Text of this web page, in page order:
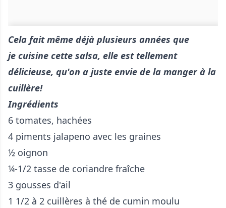
Cela fait même déjà plusieurs années que
je cuisine cette salsa, elle est tellement
délicieuse, qu'on a juste envie de la manger à la
cuillère!
Ingrédients
6 tomates, hachées
4 piments jalapeno avec les graines
½ oignon
¼-1/2 tasse de coriandre fraîche
3 gousses d'ail
1 1/2 à 2 cuillères à thé de cumin moulu